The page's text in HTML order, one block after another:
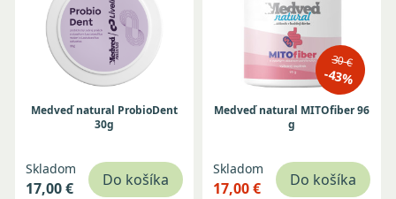
Medveď natural ProbioDent
30g
Skladom
17,00 € Do košíka
30 €
-43%
Medveď natural MITOfiber 96
g
Skladom
17,00 € Do košíka